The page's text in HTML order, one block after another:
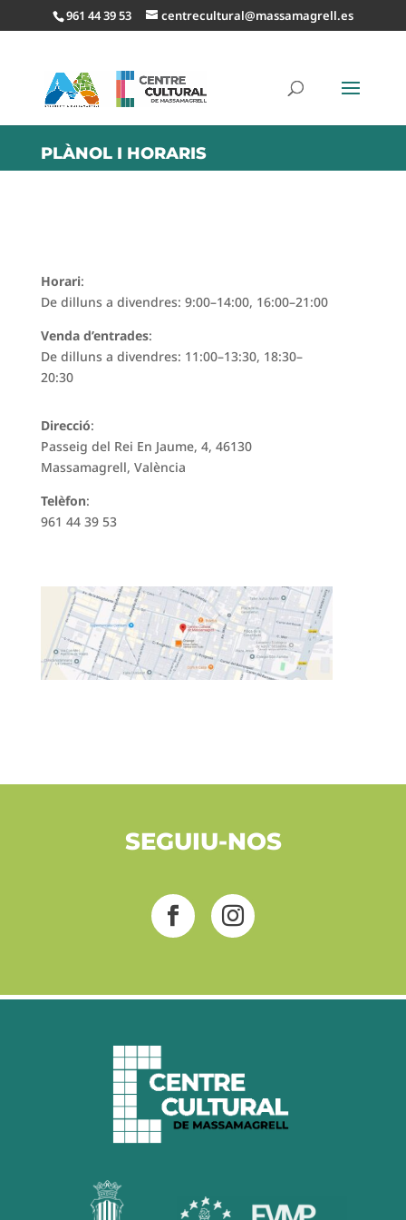
961 44 39 53 centrecultural@massamagrell.es
PLÀNOL I HORARIS
Horari:
De dilluns a divendres: 9:00–14:00, 16:00–21:00
Venda d’entrades:
De dilluns a divendres: 11:00–13:30, 18:30–
20:30
Direcció:
Passeig del Rei En Jaume, 4, 46130
Massamagrell, València
Telèfon:
961 44 39 53
SEGUIU-NOS